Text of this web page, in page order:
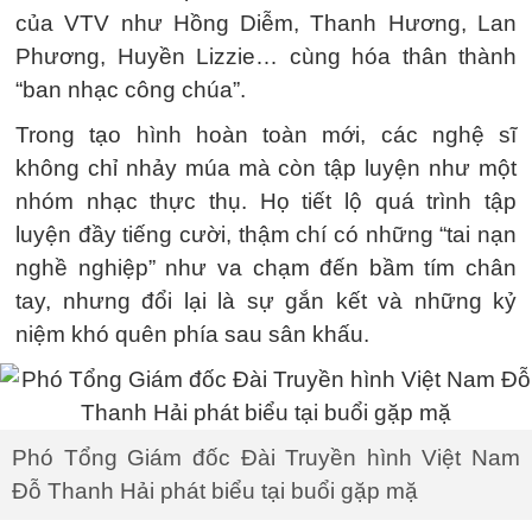
của VTV như Hồng Diễm, Thanh Hương, Lan
Phương, Huyền Lizzie… cùng hóa thân thành
“ban nhạc công chúa”.
Trong tạo hình hoàn toàn mới, các nghệ sĩ
không chỉ nhảy múa mà còn tập luyện như một
nhóm nhạc thực thụ. Họ tiết lộ quá trình tập
luyện đầy tiếng cười, thậm chí có những “tai nạn
nghề nghiệp” như va chạm đến bầm tím chân
tay, nhưng đổi lại là sự gắn kết và những kỷ
niệm khó quên phía sau sân khấu.
Phó Tổng Giám đốc Đài Truyền hình Việt Nam
Đỗ Thanh Hải phát biểu tại buổi gặp mặ